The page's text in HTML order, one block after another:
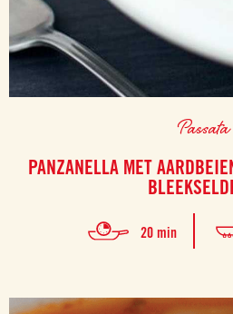
Passata
PANZANELLA MET
20 min